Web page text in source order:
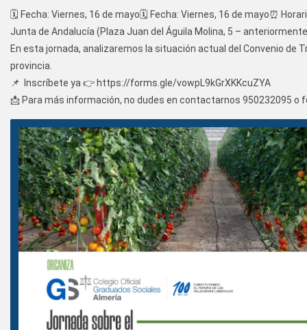
🗓️ Fecha: Viernes, 16 de mayo🗓️ Fecha: Viernes, 16 de mayo⏰
Junta de Andalucía (Plaza Juan del Águila Molina, 5 –
En esta jornada, analizaremos la situación actual del Convenio de
provincia.
📌 Inscríbete ya 👉 https://forms.gle/vowpL9kGrXKKcuZYA
📩 Para más información, no dudes en contactarnos 950232095 o